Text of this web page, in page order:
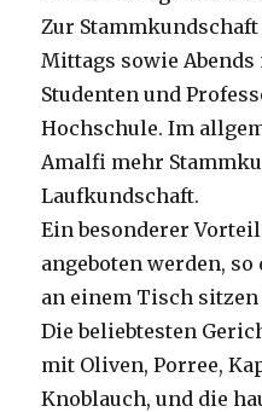
Zur
Mittags sowie
Studenten und
Hochschule. Im
Amalfi mehr
Laufkundschaft.
Ein besonderer
angeboten werden,
an einem Tisch
Die beliebtesten
mit Oliven, Porree,
Knoblauch, und die